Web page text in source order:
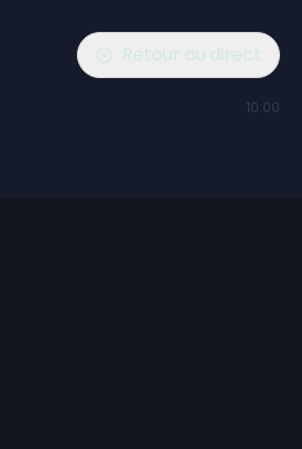
Retour au direct
10:00